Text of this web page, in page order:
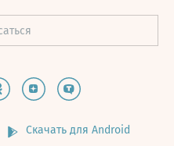
Скачать для Android